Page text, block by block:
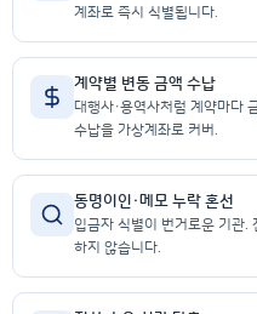
계좌로 즉시 식별됩니다.
계약별 변동 금액 수납
대행사·용역사처럼 계약마다
수납을 가상계좌로 커버.
동명이인·메모 누락 혼선
입금자 식별이 번거로운 기관.
하지 않습니다.